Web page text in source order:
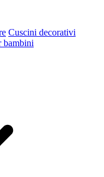
Cuscini decorativi
bambini